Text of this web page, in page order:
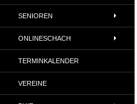
SENIOREN
ONLINESCHACH
TERMINKALENDER
VEREINE